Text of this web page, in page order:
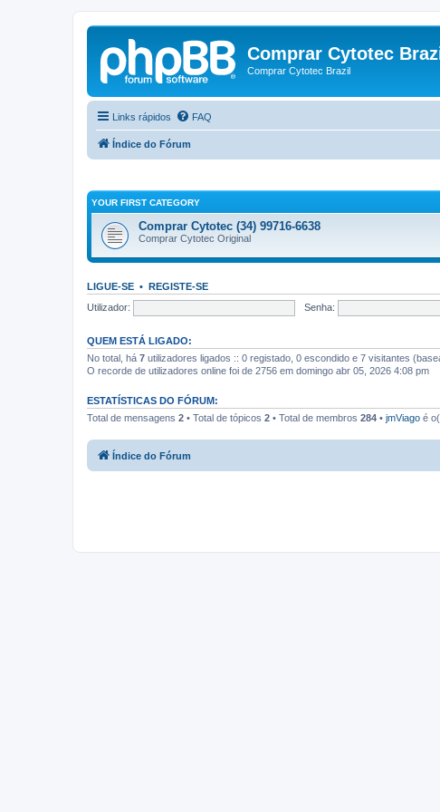
Comprar Cytotec
Comprar Cytotec Brazil
Links rápidos FAQ
Índice do Fórum
YOUR FIRST CATEGORY
Comprar Cytotec (34) 99716-6638
Comprar Cytotec Original
LIGUE-SE • REGISTE-SE
Utilizador:
Senha:
QUEM ESTÁ LIGADO:
No total, há 7 utilizadores ligados :: 0 registado, 0 escondido e 7 visitantes
O recorde de utilizadores online foi de 2756 em domingo abr 05, 2026 4:08 pm
ESTATÍSTICAS DO FÓRUM:
Total de mensagens 2 • Total de tópicos 2 • Total de membros 284 • jmViago é
Índice do Fórum